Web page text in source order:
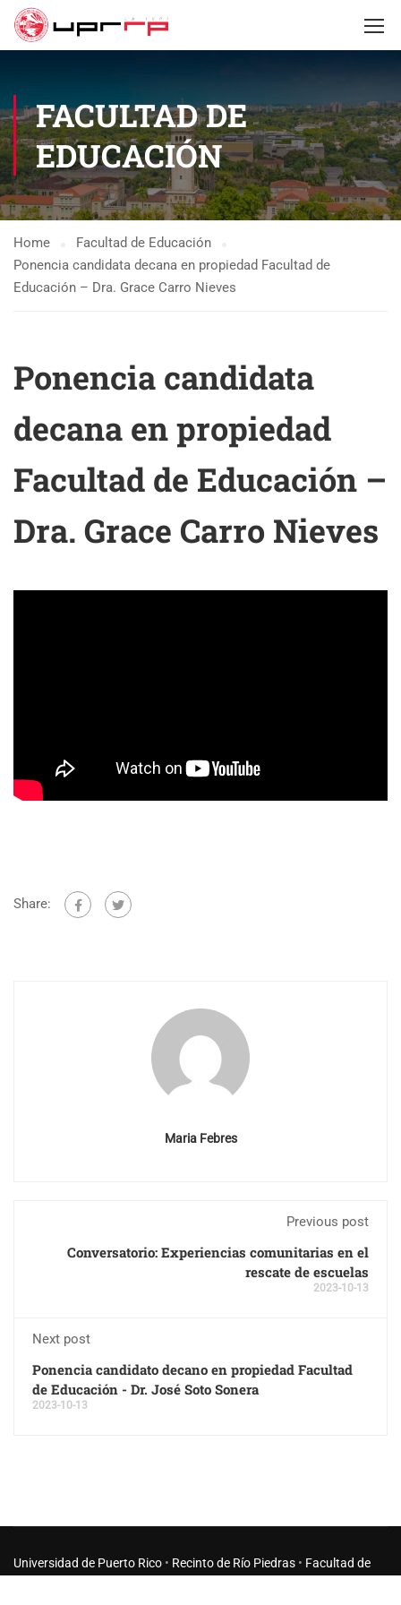
FACULTAD DE
EDUCACIÓN
Home
Facultad de Educación
Ponencia candidata decana en propiedad Facultad de
Educación – Dra. Grace Carro Nieves
Ponencia candidata
decana en propiedad
Facultad de Educación –
Dra. Grace Carro Nieves
Share:
Maria Febres
Previous post
Conversatorio: Experiencias comunitarias en el
rescate de escuelas
2023-10-13
Next post
Ponencia candidato decano en propiedad Facultad
de Educación - Dr. José Soto Sonera
2023-10-13
Universidad de Puerto Rico • Recinto de Río Piedras • Facultad de